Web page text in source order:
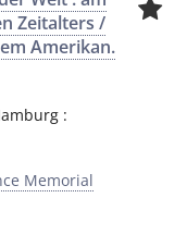
Zeitalters /
Amerikan.
:
Memorial